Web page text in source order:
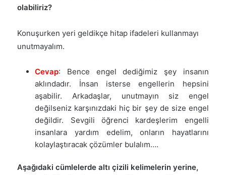
olabiliriz?
Konuşurken yeri geldikçe hitap ifadeleri kullanmayı
unutmayalım.
Cevap: Bence engel dediğimiz şey insanın
aklındadır. İnsan isterse engellerin hepsini
aşabilir. Arkadaşlar, unutmayın siz engel
değilseniz karşınızdaki hiç bir şey de size engel
değildir. Sevgili öğrenci kardeşlerim engelli
insanlara yardım edelim, onların hayatlarını
kolaylaştıracak çözümler bulalım….
Aşağıdaki cümlelerde altı çizili kelimelerin yerine,